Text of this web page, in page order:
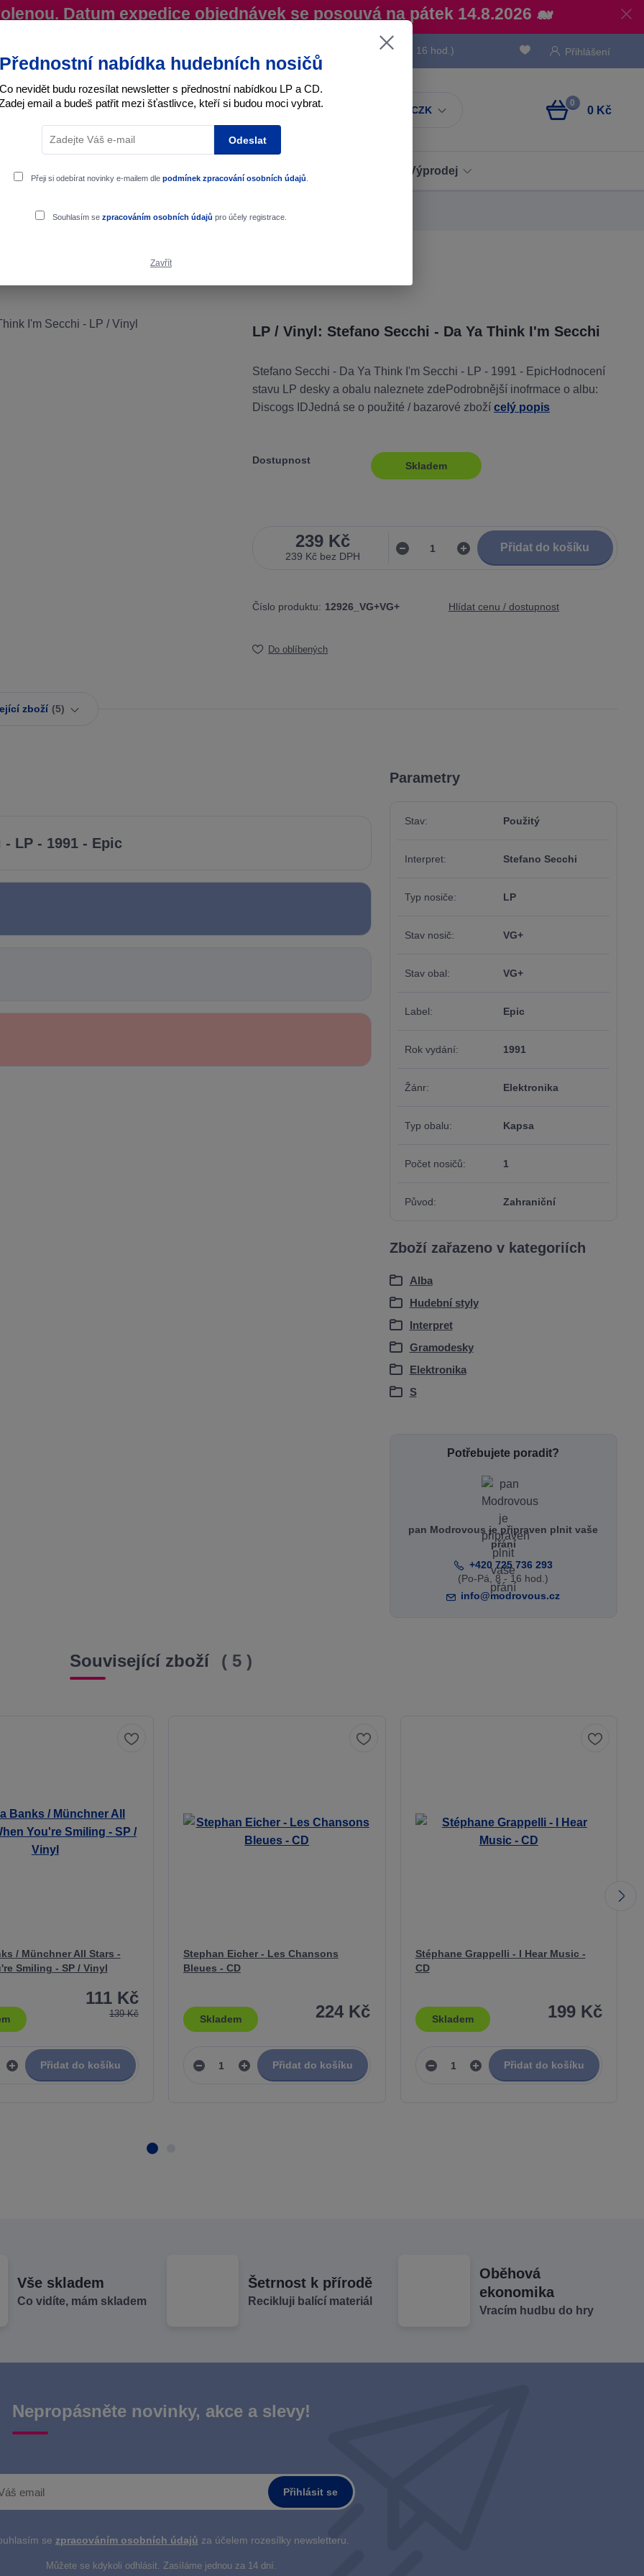
Datum expedice objednávek se posouvá na pátek 14.8.2026 🐋
CZK
Přihlášení
Hledat
(Po-Pá, 8 - 16 hod.)
0
0 Kč
Výprodej
- LP / Vinyl
LP / Vinyl: Stefano Secchi - Da Ya Think I'm Secchi
Stefano Secchi - Da Ya Think I'm Secchi - LP - 1991 - EpicHodnocení
stavu LP desky a obalu naleznete zdePodrobnější inofrmace o albu:
Discogs IDJedná se o použité / bazarové zboží celý popis
Dostupnost Skladem
239 Kč
239 Kč bez DPH
Přidat do košíku
Číslo produktu: 12926_VG+VG+ Hlídat cenu / dostupnost
Do oblíbených
zboží 5
LP - 1991 - Epic
Parametry
Stav Použitý
Interpret Stefano Secchi
Typ nosiče LP
Stav nosič VG+
Stav obal VG+
Label Epic
Rok vydání 1991
Žánr Elektronika
Typ obalu Kapsa
Počet nosičů 1
Původ Zahraniční
Zboží zařazeno v kategoriích
Alba
Hudební styly
Interpret
Gramodesky
Elektronika
S
Potřebujete poradit?
pan Modrovous je připraven plnit vaše
přání
+420 725 736 293
(Po-Pá, 8 - 16 hod.)
info@modrovous.cz
Související zboží 5
/ Münchner All Stars -
Smiling - SP / Vinyl
139 Kč
111 Kč
Přidat do košíku
Stephan Eicher - Les Chansons
Bleues - CD
224 Kč
Skladem
Přidat do košíku
Stéphane Grappelli - I Hear Music -
CD
199 Kč
Skladem
Přidat do košíku
Vše skladem
Co vidíte, mám skladem
Šetrnost k přírodě
Recikluji balící materiál
Oběhová
ekonomika
Vracím hudbu do hry
Nepropásněte novinky, akce a slevy!
Přihlásit se
se zpracováním osobních údajů za účelem rozesílky newsletteru.
Můžete se kdykoli odhlásit. Zasíláme jednou za 14 dní.
Přednostní nabídka hudebních nosičů
Co nevidět budu rozesílat newsletter s přednostní nabídkou LP a CD.
email a budeš patřit mezi šťastlivce, kteří si budou moci vybrat.
Odeslat
Přeji si odebírat novinky e-mailem dle podmínek zpracování osobních údajů
Souhlasím se zpracováním osobních údajů pro účely registrace.
Zavřít